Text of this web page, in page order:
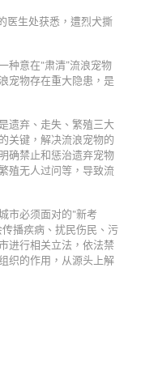
医生处获悉，遭烈犬撕
种意在“肃清”流浪宠物
宠物存在重大隐患，是
遗弃、走失、繁殖三大
关键，解决流浪宠物的
确禁止和惩治遗弃宠物
殖无人过问等，导致流
市必须面对的“新考
播疾病、扰民伤民、污
进行相关立法，依法禁
织的作用，从源头上解